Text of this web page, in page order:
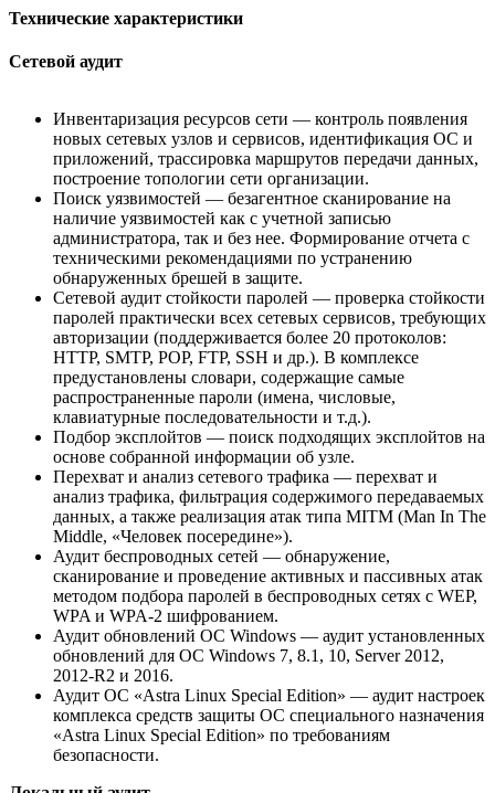
Технические характеристики
Сетевой аудит
Инвентаризация ресурсов сети — контроль появления
новых сетевых узлов и сервисов, идентификация ОС и
приложений, трассировка маршрутов передачи данных,
построение топологии сети организации.
Поиск уязвимостей — безагентное сканирование на
наличие уязвимостей как с учетной записью
администратора, так и без нее. Формирование отчета с
техническими рекомендациями по устранению
обнаруженных брешей в защите.
Сетевой аудит стойкости паролей — проверка стойкости
паролей практически всех сетевых сервисов, требующих
авторизации (поддерживается более 20 протоколов:
HTTP, SMTP, POP, FTP, SSH и др.). В комплексе
предустановлены словари, содержащие самые
распространенные пароли (имена, числовые,
клавиатурные последовательности и т.д.).
Подбор эксплойтов — поиск подходящих эксплойтов на
основе собранной информации об узле.
Перехват и анализ сетевого трафика — перехват и
анализ трафика, фильтрация содержимого передаваемых
данных, а также реализация атак типа MITM (Man In The
Middle, «Человек посередине»).
Аудит беспроводных сетей — обнаружение,
сканирование и проведение активных и пассивных атак
методом подбора паролей в беспроводных сетях с WEP,
WPA и WPA-2 шифрованием.
Аудит обновлений ОС Windows — аудит установленных
обновлений для ОС Windows 7, 8.1, 10, Server 2012,
2012-R2 и 2016.
Аудит ОС «Astra Linux Special Edition» — аудит настроек
комплекса средств защиты ОС специального назначения
«Astra Linux Special Edition» по требованиям
безопасности.